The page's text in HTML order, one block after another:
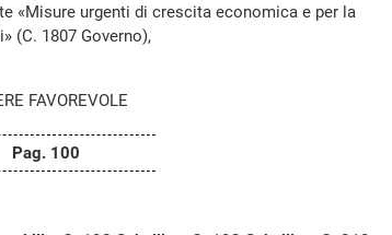
«Misure urgenti di crescita economica e per la
(C. 1807 Governo),
FAVOREVOLE
Pag. 100